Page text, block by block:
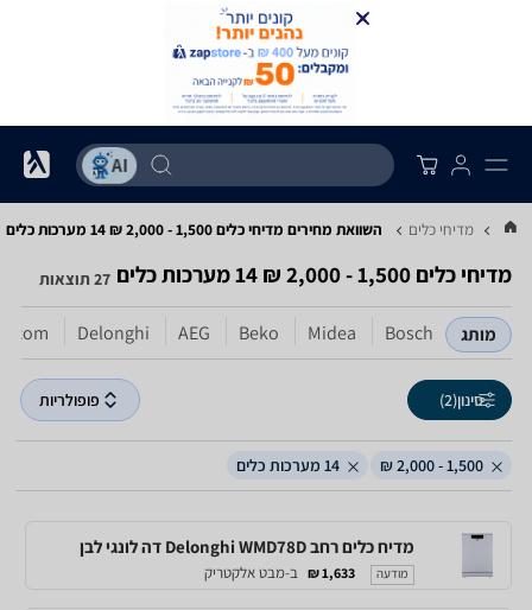
... מדיחי כלים השוואת מחירים מדיחי כלים ‏1,500 - 2,000 ‏₪ ‏14 ‏מערכות כלים
מדיחי כלים ‏1,500 - 2,000 ‏₪ ‏14 ‏מערכות כלים 27 תוצאות
מותג Bosch
Midea
Beko
AEG
Delonghi
סינון(2) פופולריות
1,500 - 2,000 ₪ 14 מערכות כלים
מדיח כלים ‏רחב Delonghi WMD78D דה לונגי לבן
מודעה 1,633 ₪ ב-מבט אלקטריק